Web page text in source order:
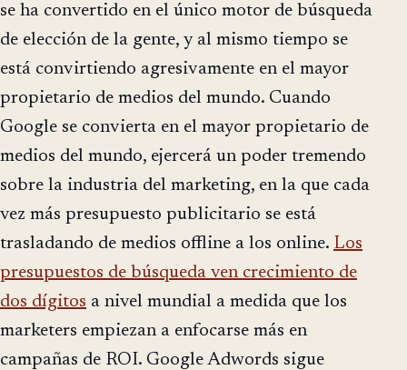
se ha convertido en el único motor de búsqueda
de elección de la gente, y al mismo tiempo se
está convirtiendo agresivamente en el mayor
propietario de medios del mundo. Cuando
Google se convierta en el mayor propietario de
medios del mundo, ejercerá un poder tremendo
sobre la industria del marketing, en la que cada
vez más presupuesto publicitario se está
trasladando de medios offline a los online. Los
presupuestos de búsqueda ven crecimiento de
dos dígitos a nivel mundial a medida que los
marketers empiezan a enfocarse más en
campañas de ROI. Google Adwords sigue